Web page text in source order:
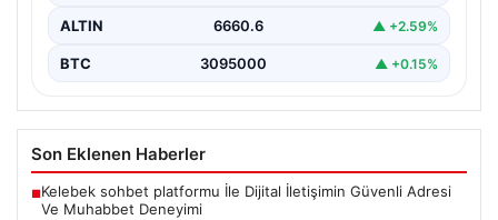
ALTIN 6660.6 ▲ +2.59%
BTC 3095000 ▲ +0.15%
Son Eklenen Haberler
■Kelebek sohbet platformu İle Dijital İletişimin Güvenli Adresi
Ve Muhabbet Deneyimi